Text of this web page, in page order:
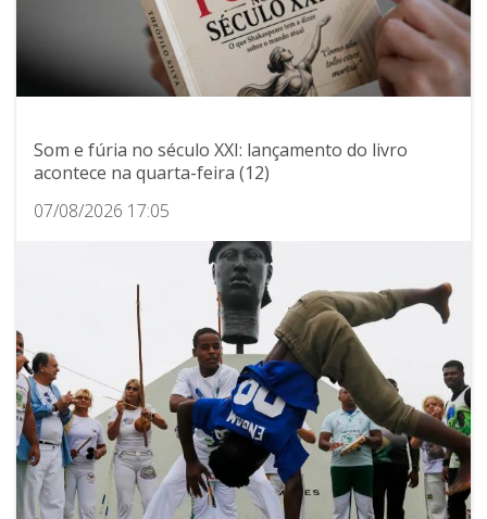
Som e fúria no século XXI: lançamento do livro
acontece na quarta-feira (12)
07/08/2026 17:05